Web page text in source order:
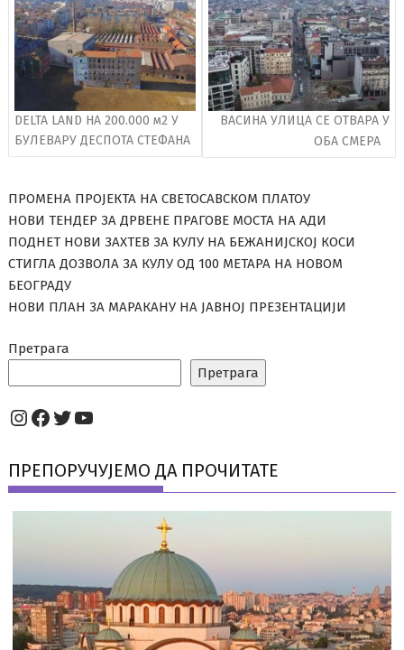
DELTA LAND НА 200.000 м2 У
БУЛЕВАРУ ДЕСПОТА СТЕФАНА
ВАСИНА УЛИЦА СЕ ОТВАРА У
ОБА СМЕРА
ПРОМЕНА ПРОЈЕКТА НА СВЕТОСАВСКОМ ПЛАТОУ
НОВИ ТЕНДЕР ЗА ДРВЕНЕ ПРАГОВЕ МОСТА НА АДИ
ПОДНЕТ НОВИ ЗАХТЕВ ЗА КУЛУ НА БЕЖАНИЈСКОЈ КОСИ
СТИГЛА ДОЗВОЛА ЗА КУЛУ ОД 100 МЕТАРА НА НОВОМ
БЕОГРАДУ
НОВИ ПЛАН ЗА МАРАКАНУ НА ЈАВНОЈ ПРЕЗЕНТАЦИЈИ
Претрага
Претрага
Instagram
Facebook
Twitter
YouTube
ПРЕПОРУЧУЈЕМО ДА ПРОЧИТАТЕ